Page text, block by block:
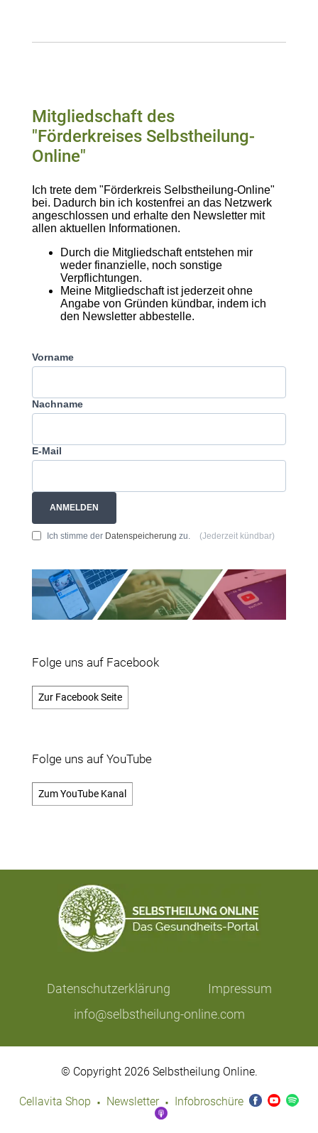
Mitgliedschaft des
"Förderkreises Selbstheilung-
Online"
Ich trete dem "Förderkreis Selbstheilung-Online"
bei. Dadurch bin ich kostenfrei an das Netzwerk
angeschlossen und erhalte den Newsletter mit
allen aktuellen Informationen.
Durch die Mitgliedschaft entstehen mir
weder finanzielle, noch sonstige
Verpflichtungen.
Meine Mitgliedschaft ist jederzeit ohne
Angabe von Gründen kündbar, indem ich
den Newsletter abbestelle.
Vorname
Nachname
E-Mail
ANMELDEN
Ich stimme der Datenspeicherung zu. (Jederzeit kündbar)
Folge uns auf Facebook
Zur Facebook Seite
Folge uns auf YouTube
Zum YouTube Kanal
Datenschutzerklärung
Impressum
info@selbstheilung-online.com
© Copyright 2026 Selbstheilung Online.
Cellavita Shop · Newsletter · Infobroschüre